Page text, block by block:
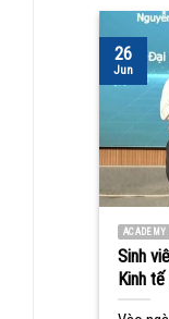
Sinh
Kinh
26
Jun